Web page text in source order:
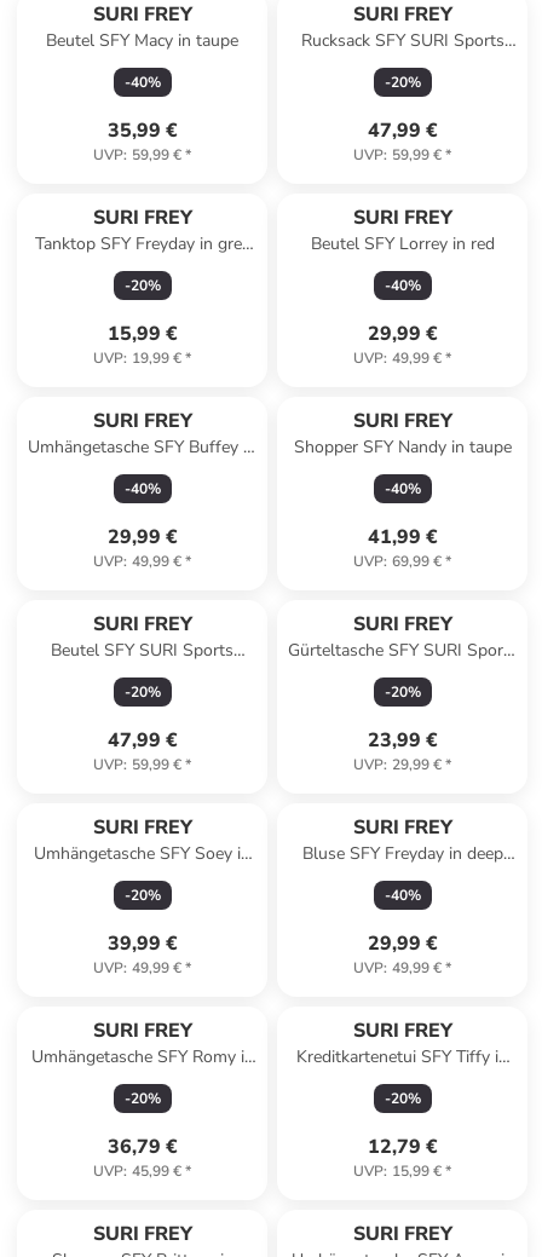
SURI FREY
Beutel SFY Macy in taupe
-40%
35,99 €
UVP: 59,99 €*
SURI FREY
Rucksack SFY SURI Sports
Marry in sand
-20%
47,99 €
UVP: 59,99 €*
SURI FREY
Tanktop SFY Freyday in grey
800
-20%
15,99 €
UVP: 19,99 €*
SURI FREY
Beutel SFY Lorrey in red
-40%
29,99 €
UVP: 49,99 €*
SURI FREY
Umhängetasche SFY Buffey in
taupe
-40%
29,99 €
UVP: 49,99 €*
SURI FREY
Shopper SFY Nandy in taupe
-40%
41,99 €
UVP: 69,99 €*
SURI FREY
Beutel SFY SURI Sports
Marry in blue
-20%
47,99 €
UVP: 59,99 €*
SURI FREY
Gürteltasche SFY SURI Sports
Marry in blue
-20%
23,99 €
UVP: 29,99 €*
SURI FREY
Umhängetasche SFY Soey in
brown
-20%
39,99 €
UVP: 49,99 €*
SURI FREY
Bluse SFY Freyday in deep
sea 930
-40%
29,99 €
UVP: 49,99 €*
SURI FREY
Umhängetasche SFY Romy in
blue
-20%
36,79 €
UVP: 45,99 €*
SURI FREY
Kreditkartenetui SFY Tiffy in
black
-20%
12,79 €
UVP: 15,99 €*
SURI FREY SURI FREY